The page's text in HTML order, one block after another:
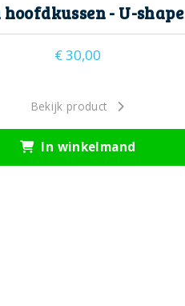
hoofdkussen - U-shape
€30,00
Bekijk product
In winkelmand